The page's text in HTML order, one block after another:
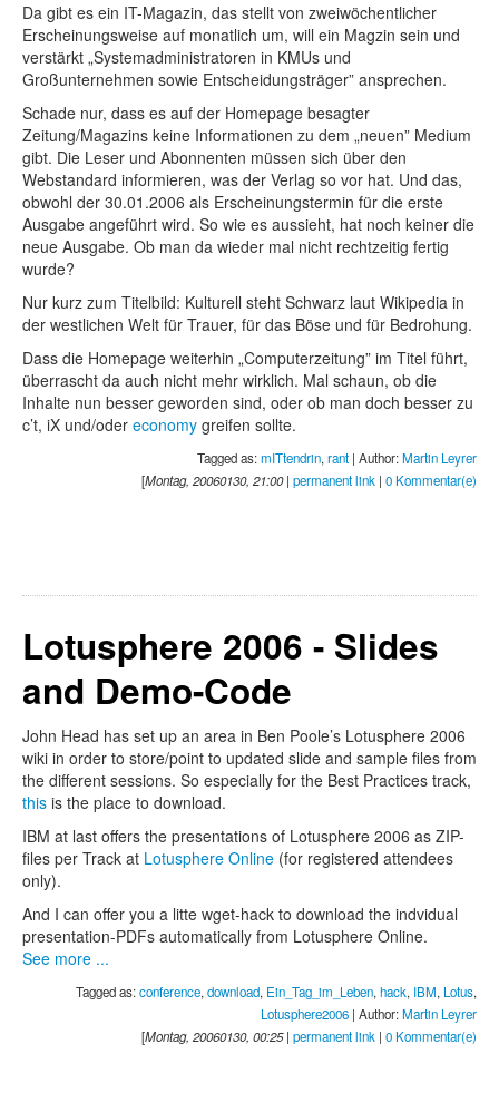
Da gibt es ein IT-Magazin, das stellt von zweiwöchentlicher
Erscheinungsweise auf monatlich um, will ein Magzin sein und
verstärkt „Systemadministratoren in KMUs und
Großunternehmen sowie Entscheidungsträger” ansprechen.
Schade nur, dass es auf der Homepage besagter
Zeitung/Magazins keine Informationen zu dem „neuen” Medium
gibt. Die Leser und Abonnenten müssen sich über den
Webstandard informieren, was der Verlag so vor hat. Und das,
obwohl der 30.01.2006 als Erscheinungstermin für die erste
Ausgabe angeführt wird. So wie es aussieht, hat noch keiner die
neue Ausgabe. Ob man da wieder mal nicht rechtzeitig fertig
wurde?
Nur kurz zum Titelbild: Kulturell steht Schwarz laut Wikipedia in
der westlichen Welt für Trauer, für das Böse und für Bedrohung.
Dass die Homepage weiterhin „Computerzeitung” im Titel führt,
überrascht da auch nicht mehr wirklich. Mal schaun, ob die
Inhalte nun besser geworden sind, oder ob man doch besser zu
c’t, iX und/oder economy greifen sollte.
Tagged as:mITtendrin,rant | Author:Martin Leyrer
[Montag, 20060130, 21:00| permanent link | 0 Kommentar(e)
Lotusphere 2006 - Slides
and Demo-Code
John Head has set up an area in Ben Poole’s Lotusphere 2006
wiki in order to store/point to updated slide and sample files from
the different sessions. So especially for the Best Practices track,
this is the place to download.
IBM at last offers the presentations of Lotusphere 2006 as ZIP-
files per Track at Lotusphere Online (for registered attendees
only).
And I can offer you a litte wget-hack to download the indvidual
presentation-PDFs automatically from Lotusphere Online.
See more ...
Tagged as:conference,download, Ein_Tag_im_Leben,hack, IBM, Lotus,
Lotusphere2006 | Author:Martin Leyrer
[Montag, 20060130, 00:25| permanent link | 0 Kommentar(e)